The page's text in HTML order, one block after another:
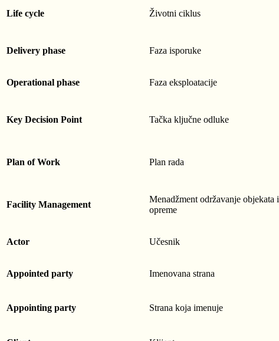
Life cycle Životni ciklus
Delivery phase Faza isporuke
Operational phase Faza eksploatacije
Key Decision Point Tačka ključne odluke
Plan of Work Plan rada
Facility Management
Menadžment održavanje objekata i
opreme
Actor Učesnik
Appointed party Imenovana strana
Appointing party Strana koja imenuje